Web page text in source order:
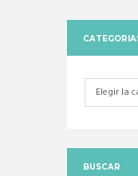
Categorias
BUSCAR